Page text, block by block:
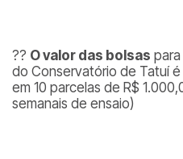
?? O valor das bolsas
do Conservatório de Tatuí
em 10 parcelas de R$
semanais de ensaio)